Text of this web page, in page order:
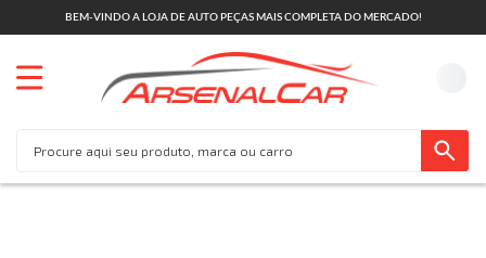
BEM-VINDO A LOJA DE AUTO PEÇAS MAIS COMPLETA DO MERCADO!